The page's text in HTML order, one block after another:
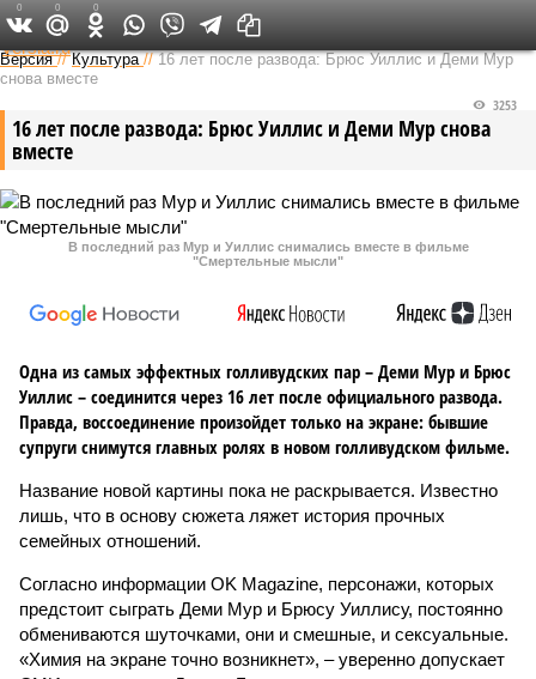
Федеральный выпуск
Версия //Культура //16 лет после развода: Брюс Уиллис и Деми Мур
снова вместе
16 лет после развода: Брюс Уиллис и Деми Мур снова
вместе
3253
В последний раз Мур и Уиллис снимались вместе в фильме
"Смертельные мысли"
Одна из самых эффектных голливудских пар – Деми Мур и Брюс
Уиллис – соединится через 16 лет после официального развода.
Правда, воссоединение произойдет только на экране: бывшие
супруги снимутся главных ролях в новом голливудском фильме.
Название новой картины пока не раскрывается. Известно
лишь, что в основу сюжета ляжет история прочных
семейных отношений.
Согласно информации OK Magazine, персонажи, которых
предстоит сыграть Деми Мур и Брюсу Уиллису, постоянно
обмениваются шуточками, они и смешные, и сексуальные.
«Химия на экране точно возникнет», – уверенно допускает
0 0 0